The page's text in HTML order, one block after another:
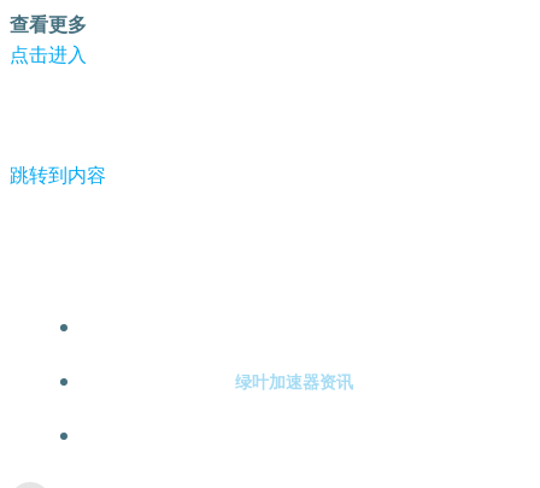
查看更多
点击进入
跳转到内容
绿叶加速器资讯